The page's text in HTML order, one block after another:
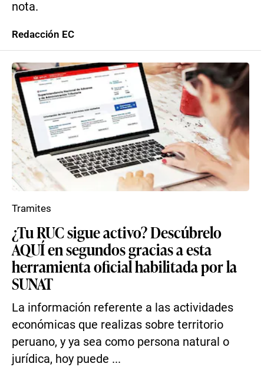
nota.
Redacción EC
¿Tu RUC sigue activo? Descúbrelo
AQUÍ en segundos gracias a esta
herramienta oficial habilitada por la
SUNAT
La información referente a las actividades
económicas que realizas sobre territorio
peruano, y ya sea como persona natural o
jurídica, hoy puede ...
Tramites